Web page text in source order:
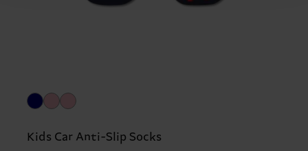
Kids Car Anti-Slip Socks